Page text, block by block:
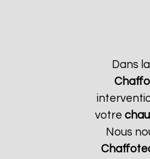
Dans
votre
Nous